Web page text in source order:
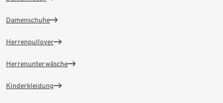
Damenschuhe
Herrenpullover
Herrenunterwäsche
Kinderkleidung